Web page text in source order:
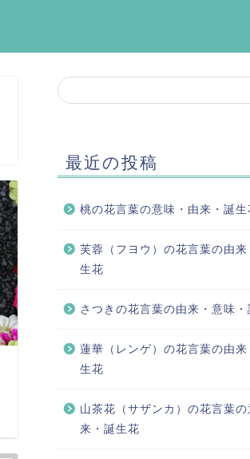
最近の投稿
桃の花言葉の意味・由来・誕生
芙蓉（フヨウ）の花言葉の由来
生花
さつきの花言葉の由来・意味・
蓮華（レンゲ）の花言葉の由来
生花
山茶花（サザンカ）の花言葉の
来・誕生花